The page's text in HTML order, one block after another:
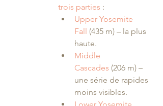
trois parties :
Upper Yosemite
Fall (435 m) – la plus
haute.
Middle
Cascades (206 m) –
une série de rapides
moins visibles.